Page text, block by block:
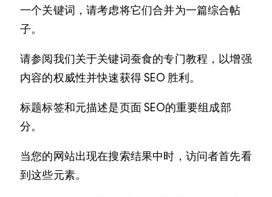
一个关键词，请考虑将它们合并为一篇综合帖
子。
请参阅我们关于关键词蚕食的专门教程，以增强
内容的权威性并快速获得 SEO 胜利。
标题标签和元描述是页面 SEO的重要组成部
分。
当您的网站出现在搜索结果中时，访问者首先看
到这些元素。